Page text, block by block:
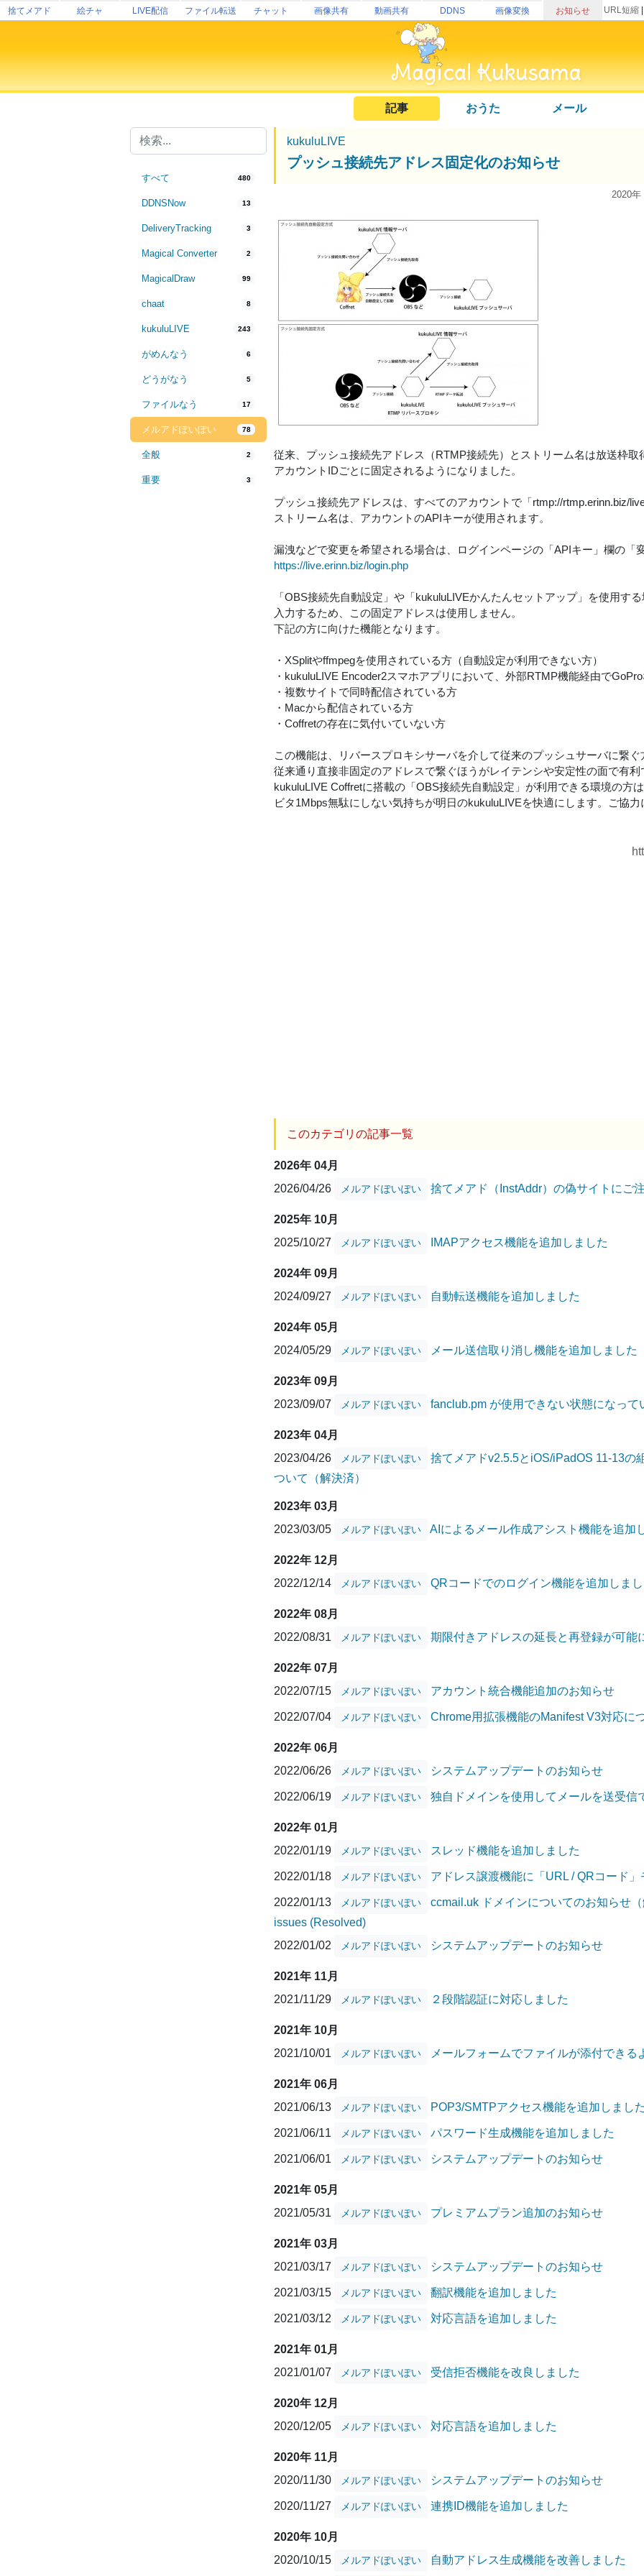
捨てメアド 絵チャ LIVE配信 ファイル転送 チャット 画像共有 動画共有 DDNS 画像変換 お知らせ URL短縮
記事 おうた メール
すべて 480
DDNSNow 13
DeliveryTracking 3
Magical Converter 2
MagicalDraw 99
chaat 8
kukuluLIVE 243
がめんなう 6
どうがなう 5
ファイルなう 17
メルアドぽいぽい 78
全般 2
重要 3
kukuluLIVE
プッシュ接続先アドレス固定化のお知らせ
2020年
従来、プッシュ接続先アドレス（RTMP接続先）とストリーム名は放送枠取
アカウントIDごとに固定されるようになりました。
プッシュ接続先アドレスは、すべてのアカウントで「rtmp://rtmp.erinn.biz/
ストリーム名は、アカウントのAPIキーが使用されます。
漏洩などで変更を希望される場合は、ログインページの「APIキー」欄の「
https://live.erinn.biz/login.php
「OBS接続先自動設定」や「kukuluLIVEかんたんセットアップ」を使用す
入力するため、この固定アドレスは使用しません。
下記の方に向けた機能となります。
・XSplitやffmpegを使用されている方（自動設定が利用できない方）
・kukuluLIVE Encoder2スマホアプリにおいて、外部RTMP機能経由で
・複数サイトで同時配信されている方
・Macから配信されている方
・Coffretの存在に気付いていない方
この機能は、リバースプロキシサーバを介して従来のプッシュサーバに繋ぐ
従来通り直接非固定のアドレスで繋ぐほうがレイテンシや安定性の面で有利
kukuluLIVE Coffretに搭載の「OBS接続先自動設定」が利用できる環境の方
ビタ1Mbps無駄にしない気持ちが明日のkukuluLIVEを快適にします。ご協力
このカテゴリの記事一覧
2026年 04月
2026/04/26
メルアドぽいぽい 捨てメアド（InstAddr）の偽サイトにご
2025年 10月
2025/10/27
メルアドぽいぽい IMAPアクセス機能を追加しました
2024年 09月
2024/09/27
メルアドぽいぽい 自動転送機能を追加しました
2024年 05月
2024/05/29
メルアドぽいぽい メール送信取り消し機能を追加しました
2023年 09月
2023/09/07
メルアドぽいぽい fanclub.pm が使用できない状態になって
2023年 04月
2023/04/26
メルアドぽいぽい
捨てメアドv2.5.5とiOS/iPadOS 11-13の
ついて（解決済）
2023年 03月
2023/03/05
メルアドぽいぽい AIによるメール作成アシスト機能を追加
2022年 12月
2022/12/14
メルアドぽいぽい QRコードでのログイン機能を追加しまし
2022年 08月
2022/08/31
メルアドぽいぽい 期限付きアドレスの延長と再登録が可能
2022年 07月
2022/07/15
メルアドぽいぽい アカウント統合機能追加のお知らせ
2022/07/04 メルアドぽいぽい Chrome用拡張機能のManifest V3対応に
2022年 06月
2022/06/26
メルアドぽいぽい システムアップデートのお知らせ
2022/06/19 メルアドぽいぽい 独自ドメインを使用してメールを送受信
2022年 01月
2022/01/19
メルアドぽいぽい スレッド機能を追加しました
2022/01/18 メルアドぽいぽい アドレス譲渡機能に「URL / QRコード
2022/01/13 メルアドぽいぽい
ccmail.uk ドメインについてのお知らせ
issues (Resolved)
2022/01/02
メルアドぽいぽい システムアップデートのお知らせ
2021年 11月
2021/11/29
メルアドぽいぽい ２段階認証に対応しました
2021年 10月
2021/10/01
メルアドぽいぽい メールフォームでファイルが添付できる
2021年 06月
2021/06/13
メルアドぽいぽい POP3/SMTPアクセス機能を追加しました
2021/06/11 メルアドぽいぽい パスワード生成機能を追加しました
2021/06/01 メルアドぽいぽい システムアップデートのお知らせ
2021年 05月
2021/05/31
メルアドぽいぽい プレミアムプラン追加のお知らせ
2021年 03月
2021/03/17
メルアドぽいぽい システムアップデートのお知らせ
2021/03/15 メルアドぽいぽい 翻訳機能を追加しました
2021/03/12 メルアドぽいぽい 対応言語を追加しました
2021年 01月
2021/01/07
メルアドぽいぽい 受信拒否機能を改良しました
2020年 12月
2020/12/05
メルアドぽいぽい 対応言語を追加しました
2020年 11月
2020/11/30
メルアドぽいぽい システムアップデートのお知らせ
2020/11/27 メルアドぽいぽい 連携ID機能を追加しました
2020年 10月
2020/10/15
メルアドぽいぽい 自動アドレス生成機能を改善しました